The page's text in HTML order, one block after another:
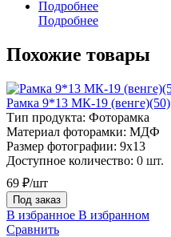
Подробнее
Подробнее
Похожие товары
Рамка 9*13 МК-19 (венге)(50)
Тип продукта: Фоторамка
Материал фоторамки: МДФ
Размер фотографии: 9х13
Доступное количество: 0 шт.
69 ₽/шт
Под заказ
В избранное В избранном
Сравнить